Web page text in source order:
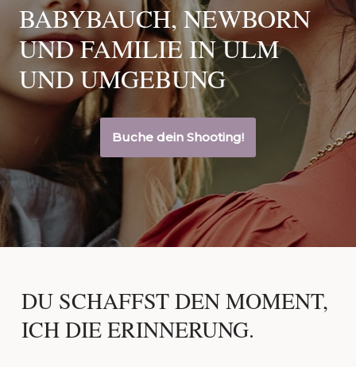
BABYBAUCH, NEWBORN
UND FAMILIE IN ULM
UND UMGEBUNG
Buche dein Shooting!
DU SCHAFFST DEN MOMENT,
ICH DIE ERINNERUNG.